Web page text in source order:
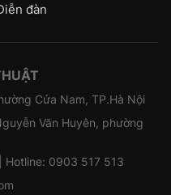
đàn
Cửa Nam, TP.Hà Nội
Văn Huyên, phường
0903 517 513